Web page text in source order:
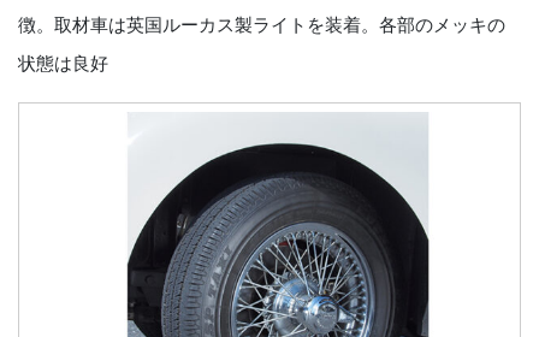
徴。取材車は英国ルーカス製ライトを装着。各部のメッキの
状態は良好